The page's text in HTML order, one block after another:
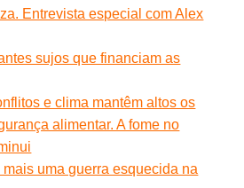
Entrevista especial com Alex
sujos que financiam as
e clima mantêm altos os
alimentar. A fome no
uma guerra esquecida na